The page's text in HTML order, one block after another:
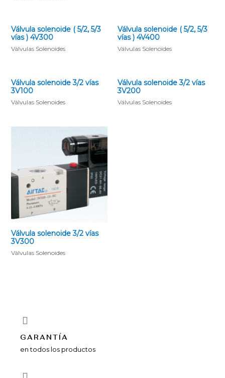
Válvula solenoide ( 5/2, 5/3
vías ) 4V300
Válvulas Solenoides
Válvula solenoide ( 5/2, 5/3
vías ) 4V400
Válvulas Solenoides
Válvula solenoide 3/2 vías
3V100
Válvulas Solenoides
Válvula solenoide 3/2 vías
3V200
Válvulas Solenoides
Válvula solenoide 3/2 vías
3V300
Válvulas Solenoides
GARANTÍA
en todos los productos